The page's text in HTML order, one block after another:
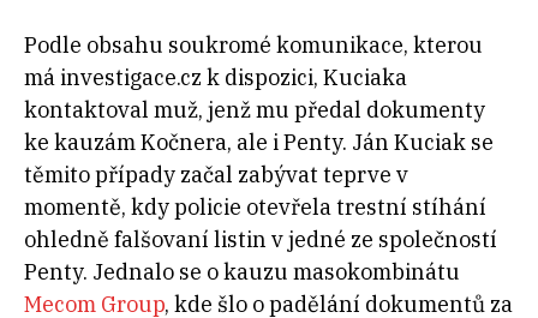
Podle obsahu soukromé komunikace, kterou
má investigace.cz k dispozici, Kuciaka
kontaktoval muž, jenž mu předal dokumenty
ke kauzám Kočnera, ale i Penty. Ján Kuciak se
těmito případy začal zabývat teprve v
momentě, kdy policie otevřela trestní stíhání
ohledně falšovaní listin v jedné ze společností
Penty. Jednalo se o kauzu masokombinátu
Mecom Group, kde šlo o padělání dokumentů za